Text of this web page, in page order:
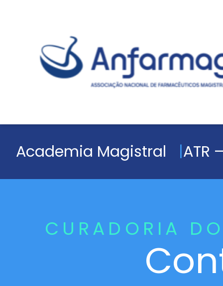
Academia Magistral ATR
CURADORIA